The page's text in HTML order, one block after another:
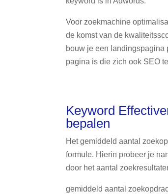
Voor zoekmachine
de komst van de
bouw je een landingspagina
pagina is die zich ook SEO
Keyword
bepalen
Het gemiddeld aantal
formule. Hierin probeer je
door het aantal
gemiddeld aantal